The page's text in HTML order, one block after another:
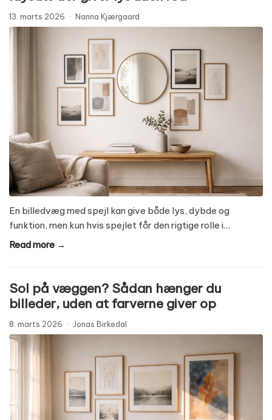
13. marts 2026 · Nanna Kjærgaard
En billedvæg med spejl kan give både lys, dybde og
funktion, men kun hvis spejlet får den rigtige rolle i…
Read more →
Sol på væggen? Sådan hænger du
billeder, uden at farverne giver op
8. marts 2026 · Jonas Birkedal